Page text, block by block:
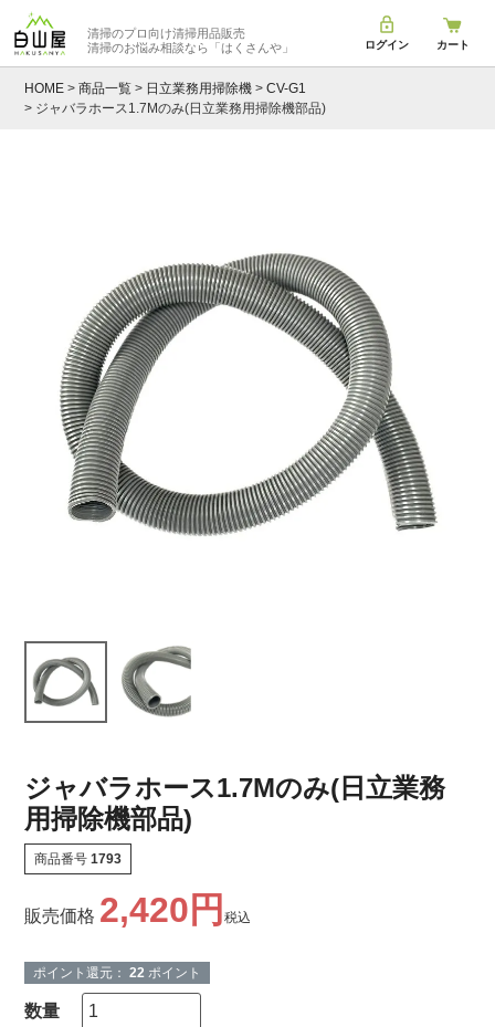
清掃のプロ向け清掃用品販売
清掃のお悩み相談なら 「はくさんや」 ログイン カート
HOME 商品一覧 日立業務用掃除機
CV-G1
ジャバラホース1.7Mのみ(日立業務用掃除機部品)
ジャバラホース1.7Mのみ(日立業務
用掃除機部品)
商品番号 1793
販売価格 2,420 税込
ポイント還元： 22 ポイント